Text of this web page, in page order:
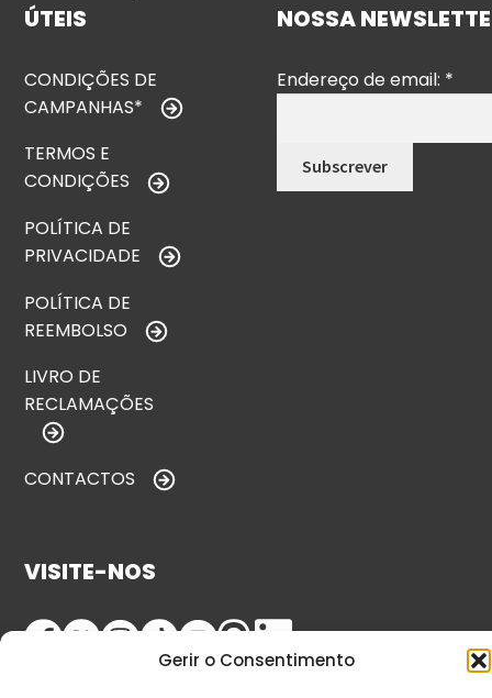
Gerir o Consentimento
ÚTEIS
CONDIÇÕES DE
CAMPANHAS*
TERMOS E
CONDIÇÕES
POLÍTICA DE
PRIVACIDADE
POLÍTICA DE
REEMBOLSO
LIVRO DE
RECLAMAÇÕES
CONTACTOS
NOSSA
Endereço de email: *
VISITE-NOS